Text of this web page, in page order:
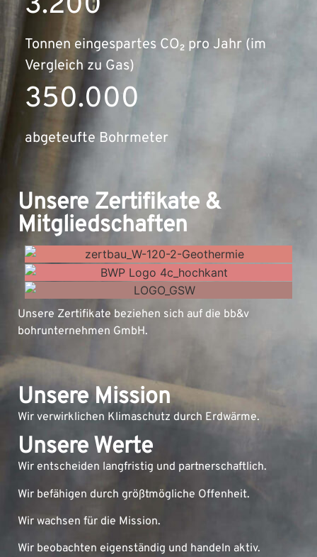
Tonnen eingespartes CO₂ pro Jahr (im
Vergleich zu Gas)
350.000
abgeteufte Bohrmeter
Unsere Zertifikate &
Mitgliedschaften
Unsere Zertifikate beziehen sich auf die bb&v
bohrunternehmen GmbH.
Unsere Mission
Wir verwirklichen Klimaschutz durch Erdwärme.
Unsere Werte
Wir entscheiden langfristig und partnerschaftlich.
Wir befähigen durch größtmögliche Offenheit.
Wir wachsen für die Mission.
Wir beobachten eigenständig und handeln aktiv.